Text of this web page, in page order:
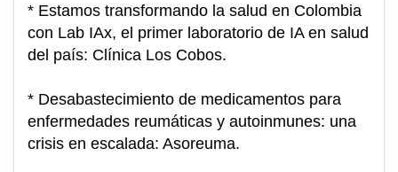
* Estamos transformando la salud en Colombia
con Lab IAx, el primer laboratorio de IA en salud
del país: Clínica Los Cobos.
* Desabastecimiento de medicamentos para
enfermedades reumáticas y autoinmunes: una
crisis en escalada: Asoreuma.